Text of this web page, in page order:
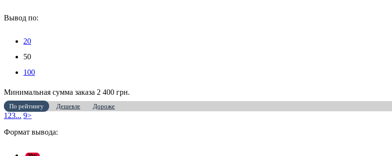
Вывод по:
20
50
100
Минимальная сумма заказа 2 400 грн.
По рейтингу Дешевле Дороже
1 23... 9>
Формат вывода: